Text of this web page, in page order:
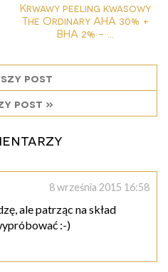
Krwawy peeling kwasowy
The Ordinary AHA 30% +
BHA 2% - ...
post
post »
8 września 2015 16:58
ale patrząc na skład
:-)